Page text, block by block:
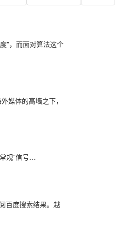
”，而面对算法这个
媒体的高墙之下，
规”信号…
百度搜索结果。越